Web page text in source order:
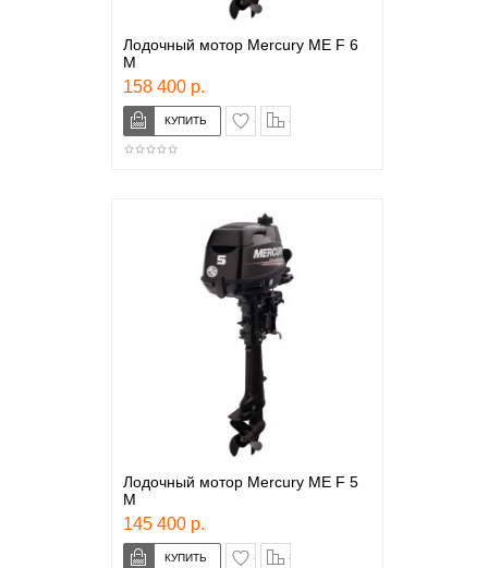
Лодочный мотор Mercury ME F 6
M
158 400 р.
в закладки
Лодочный мотор Mercury ME F 5
M
145 400 р.
в закладки